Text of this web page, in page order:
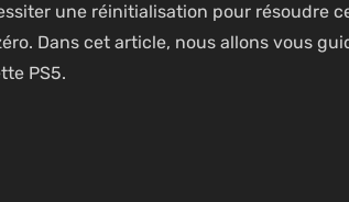
une réinitialisation pour résoudre
Dans cet article, nous allons vous
PS5.